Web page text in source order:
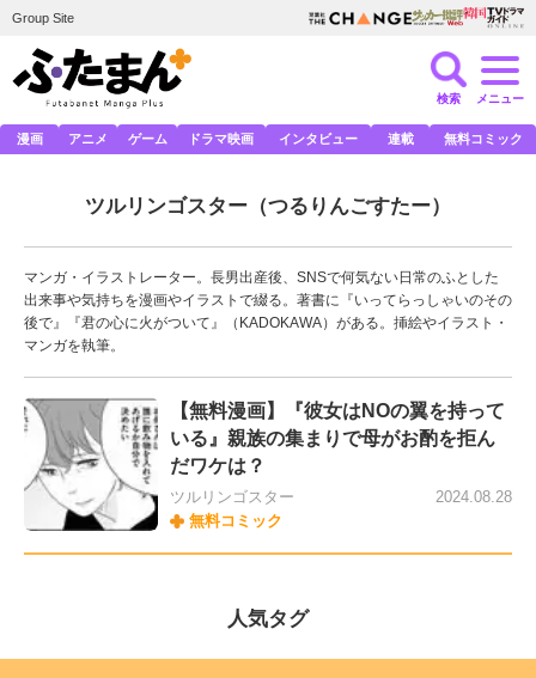
Group Site
検索 メニュー
漫画 アニメ ゲーム ドラマ映画 インタビュー 連載 無料コミック
ツルリンゴスター （つるりんごすたー）
マンガ・イラストレーター。長男出産後、SNSで何気ない日常のふとした
出来事や気持ちを漫画やイラストで綴る。著書に『いってらっしゃいのその
後で』『君の心に火がついて』（KADOKAWA）がある。挿絵やイラスト・
マンガを執筆。
【無料漫画】『彼女はNOの翼を持って
いる』親族の集まりで母がお酌を拒ん
だワケは？
ツルリンゴスター
無料コミック
2024.08.28
人気タグ